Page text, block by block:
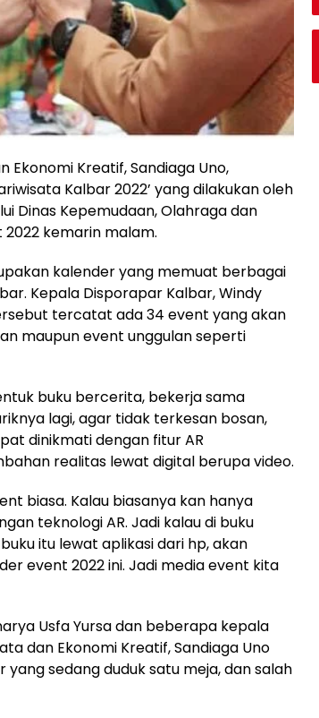
Ekonomi Kreatif, Sandiaga Uno,
Kalbar 2022’ yang dilakukan oleh
Dinas Kepemudaan, Olahraga dan
kemarin malam.
kalender yang memuat berbagai
Kepala Disporapar Kalbar, Windy
tercatat ada 34 event yang akan
maupun event unggulan seperti
buku bercerita, bekerja sama
lagi, agar tidak terkesan bosan,
dinikmati dengan fitur AR
realitas lewat digital berupa video.
biasa. Kalau biasanya kan hanya
teknologi AR. Jadi kalau di buku
itu lewat aplikasi dari hp, akan
event 2022 ini. Jadi media event kita
Usfa Yursa dan beberapa kepala
dan Ekonomi Kreatif, Sandiaga Uno
sedang duduk satu meja, dan salah